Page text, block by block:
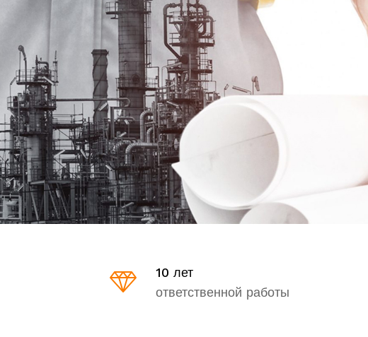
10 лет
ответственной работы